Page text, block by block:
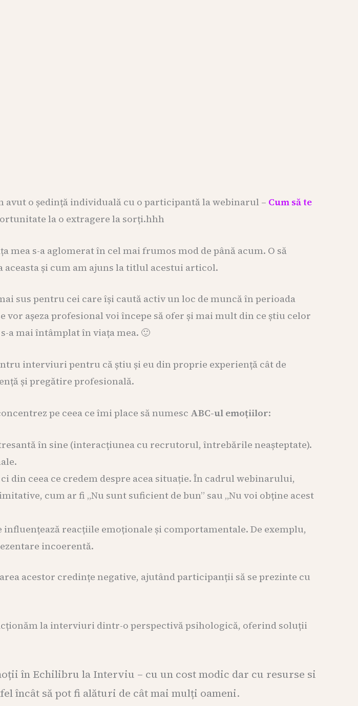
avut o ședință individuală cu o participantă la webinarul – Cum să te
la o extragere la sorți.hhh
s-a aglomerat în cel mai frumos mod de până acum. O să
și cum am ajuns la titlul acestui articol.
sus pentru cei care își caută activ un loc de muncă în perioada
așeza profesional voi începe să ofer și mai mult din ce știu celor
a mai întâmplat în viața mea. 🙂
interviuri pentru că știu și eu din proprie experiență cât de
și pregătire profesională.
pe ceea ce îmi place să numesc ABC-ul emoțiilor:
în sine (interacțiunea cu recrutorul, întrebările neașteptate).
din ceea ce credem despre acea situație. În cadrul webinarului,
cum ar fi „Nu sunt suficient de bun” sau „Nu voi obține acest
reacțiile emoționale și comportamentale. De exemplu,
incoerentă.
acestor credințe negative, ajutând participanții să se prezinte cu
la interviuri dintr-o perspectivă psihologică, oferind soluții
în Echilibru la Interviu – cu un cost modic dar cu resurse si
încât să pot fi alături de cât mai mulți oameni.